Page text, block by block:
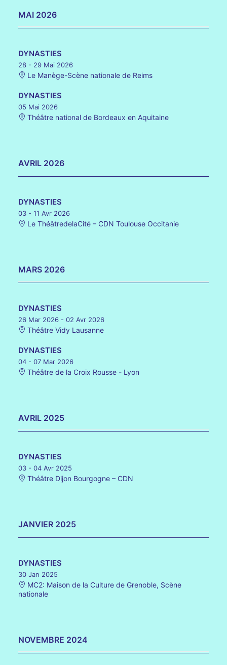
MAI 2026
DYNASTIES
28 - 29 Mai 2026
Le Manège-Scène nationale de Reims
DYNASTIES
05 Mai 2026
Théâtre national de Bordeaux en Aquitaine
AVRIL 2026
DYNASTIES
03 - 11 Avr 2026
Le ThéâtredelaCité – CDN Toulouse Occitanie
MARS 2026
DYNASTIES
26 Mar 2026 - 02 Avr 2026
Théâtre Vidy Lausanne
DYNASTIES
04 - 07 Mar 2026
Théâtre de la Croix Rousse - Lyon
AVRIL 2025
DYNASTIES
03 - 04 Avr 2025
Théâtre Dijon Bourgogne – CDN
JANVIER 2025
DYNASTIES
30 Jan 2025
MC2: Maison de la Culture de Grenoble, Scène
nationale
NOVEMBRE 2024